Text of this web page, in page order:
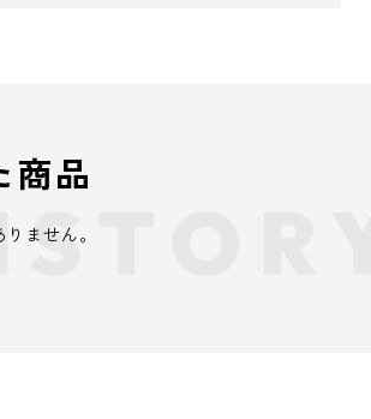
商品
ません。